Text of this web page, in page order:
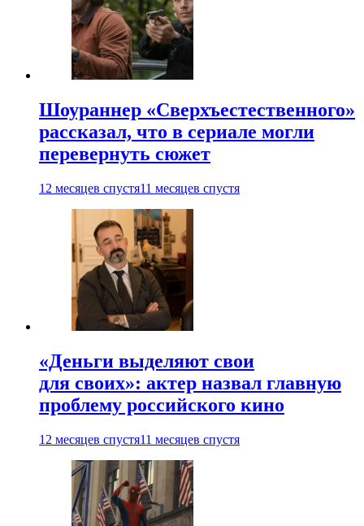
Шоураннер «Сверхъестественного»
рассказал, что в сериале могли
перевернуть сюжет
12 месяцев спустя11 месяцев спустя
«Деньги выделяют свои
для своих»: актер назвал главную
проблему российского кино
12 месяцев спустя11 месяцев спустя